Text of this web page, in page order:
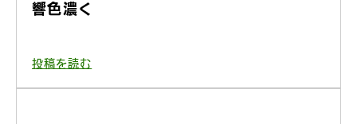
響色濃く
投稿を読む